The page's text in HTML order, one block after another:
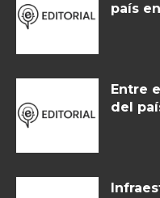
país
Entre
del